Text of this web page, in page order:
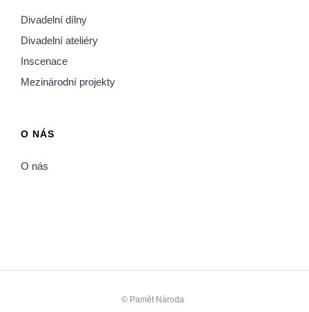
Divadelní dílny
Divadelní ateliéry
Inscenace
Mezinárodní projekty
O NÁS
O nás
© Pamět Národa